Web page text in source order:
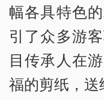
幅各具特色
引了众多游
目传承人在
福的剪纸，送